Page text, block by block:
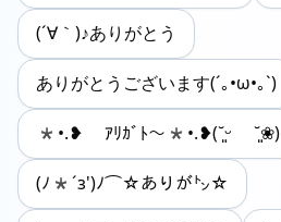
(´∀｀)♪ありがとう
ありがとうございます(´｡•ω•｡`)
*•.❥ ｱﾘｶﾞﾄ〜*•.❥(˘͈ᵕ ˘͈❀)
(ﾉ*´з')ﾉ⌒☆ありが㌧☆